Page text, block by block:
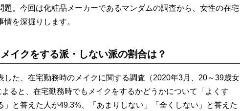
題。今回は化粧品メーカーであるマンダムの調査から、女性の在宅
を深掘りします。
イクをする派・しない派の割合は？
た、在宅勤務時のメイクに関する調査（2020年3月、20～39歳女
ると、在宅勤務時でもメイクをするかどうかについて「よくす
」と答えた人が49.3%、「あまりしない」「全くしない」と答えた